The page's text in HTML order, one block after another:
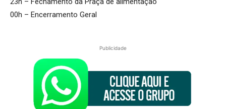
00h – Encerramento Geral
Publicidade